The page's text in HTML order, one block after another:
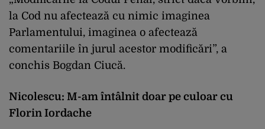
la Cod nu afectează cu nimic imaginea
Parlamentului, imaginea o afectează
comentariile în jurul acestor modificări”, a
conchis Bogdan Ciucă.
Nicolescu: M-am întâlnit doar pe culoar cu
Florin Iordache